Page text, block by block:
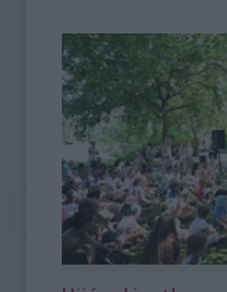
Az előző évekhez
összeállítható egy à
a kedvezmény
Együttesáltal
Hagyományok Háza
folkeseményeireis
Az új évadban is
Hagyományok Háza,